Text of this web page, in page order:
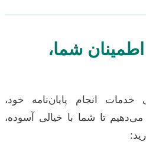
شما،
خدمات انجام پایان‌نامه خود،
تا شما با خیالی آسوده،